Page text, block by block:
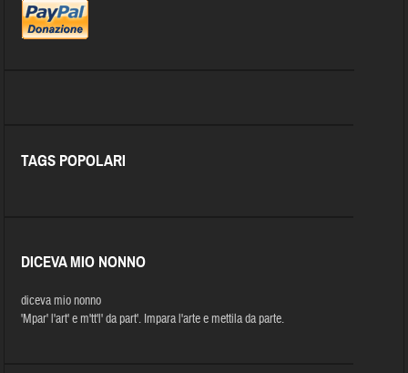
TAGS POPOLARI
DICEVA MIO NONNO
diceva mio nonno
'Mpar' l'art' e m'tt'l' da part'. Impara l'arte e mettila da parte.